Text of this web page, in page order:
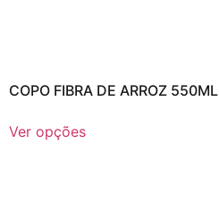
COPO FIBRA DE ARROZ 550ML
Ver opções